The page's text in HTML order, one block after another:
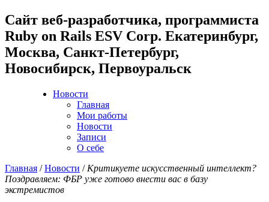
Cайт веб-разработчика, программиста
Ruby on Rails ESV Corp. Екатеринбург,
Москва, Санкт-Петербург,
Новосибирск, Первоуральск
Новости
Главная
Мои работы
Новости
Записи
О себе
Главная /Новости / Критикуете искусственный интеллект?
Поздравляем: ФБР уже готово внести вас в базу
экстремистов